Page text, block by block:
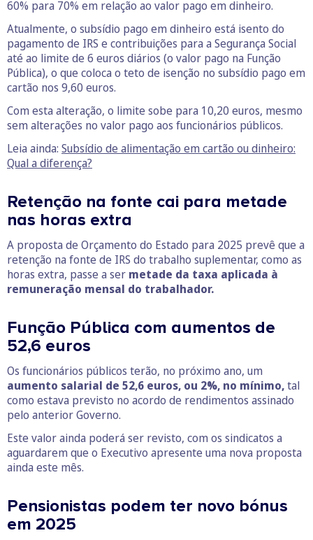
60% para 70% em relação ao valor pago em dinheiro.
Atualmente, o subsídio pago em dinheiro está isento do
pagamento de IRS e contribuições para a Segurança Social
até ao limite de 6 euros diários (o valor pago na Função
Pública), o que coloca o teto de isenção no subsídio pago em
cartão nos 9,60 euros.
Com esta alteração, o limite sobe para 10,20 euros, mesmo
sem alterações no valor pago aos funcionários públicos.
Leia ainda: Subsídio de alimentação em cartão ou dinheiro:
Qual a diferença?
Retenção na fonte cai para metade
nas horas extra
A proposta de Orçamento do Estado para 2025 prevê que a
retenção na fonte de IRS do trabalho suplementar, como as
horas extra, passe a ser metade da taxa aplicada à
remuneração mensal do trabalhador.
Função Pública com aumentos de
52,6 euros
Os funcionários públicos terão, no próximo ano, um
aumento salarial de 52,6 euros, ou 2%, no mínimo,tal
como estava previsto no acordo de rendimentos assinado
pelo anterior Governo.
Este valor ainda poderá ser revisto, com os sindicatos a
aguardarem que o Executivo apresente uma nova proposta
ainda este mês.
Pensionistas podem ter novo bónus
em 2025